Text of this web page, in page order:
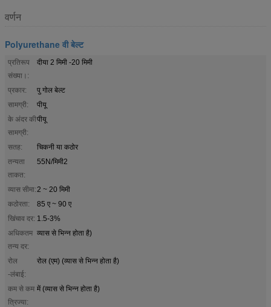
वर्णन
Polyurethane वी बेल्ट
प्रतिरूप
संख्या।:
दीया 2 मिमी -20 मिमी
प्रकार:
पु गोल बेल्ट
सामग्री:
पीयू
के अंदर की
सामग्री:
पीयू
सतह:
चिकनी या कठोर
तन्यता
ताकत:
55N/मिमी2
व्यास सीमा:2 ~ 20 मिमी
कठोरता:
85 ए ~ 90 ए
खिंचाव दर: 1.5-3%
अधिकतम
तन्य दर:
व्यास से भिन्न होता है)
रोल
-लंबाई:
रोल (एम) (व्यास से भिन्न होता है)
कम से कम
त्रिज्या:
में (व्यास से भिन्न होता है)